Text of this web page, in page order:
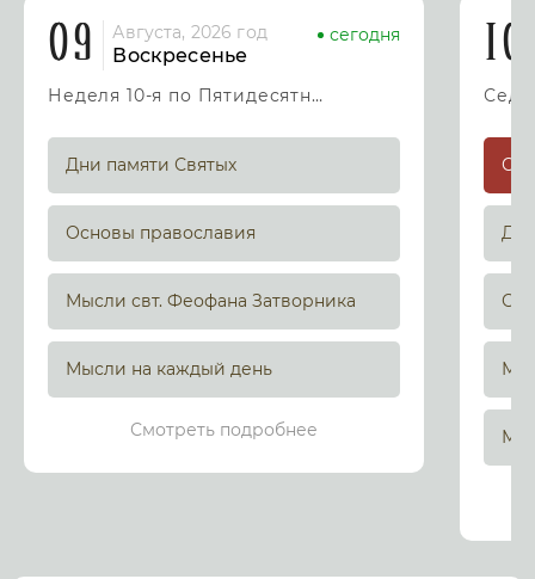
09 Августа, 2026 год
Воскресенье
сегодня
Неделя 10-я по Пятидесятнице
Дни памяти Святых
Основы православия
Мысли свт. Феофана Затворника
Мысли на каждый день
Смотреть подробнее
10